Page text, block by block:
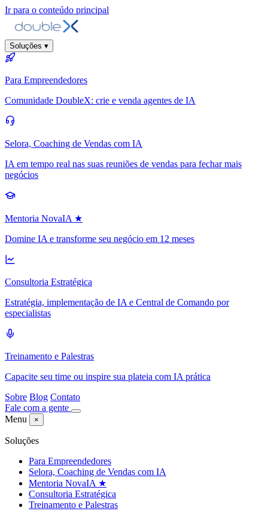
Ir para o conteúdo principal
Soluções ▾
Para Empreendedores
Comunidade DoubleX: crie e venda agentes de IA
Selora, Coaching de Vendas com IA
IA em tempo real nas suas reuniões de vendas para fechar mais
negócios
Mentoria NovaIA ★
Domine IA e transforme seu negócio em 12 meses
Consultoria Estratégica
Estratégia, implementação de IA e Central de Comando por
especialistas
Treinamento e Palestras
Capacite seu time ou inspire sua plateia com IA prática
Sobre Blog Contato
Fale com a gente
Menu
×
Soluções
Para Empreendedores
Selora, Coaching de Vendas com IA
Mentoria NovaIA ★
Consultoria Estratégica
Treinamento e Palestras